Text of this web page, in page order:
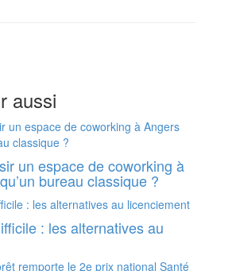
aussi
un espace de coworking à
bureau classique ?
: les alternatives au